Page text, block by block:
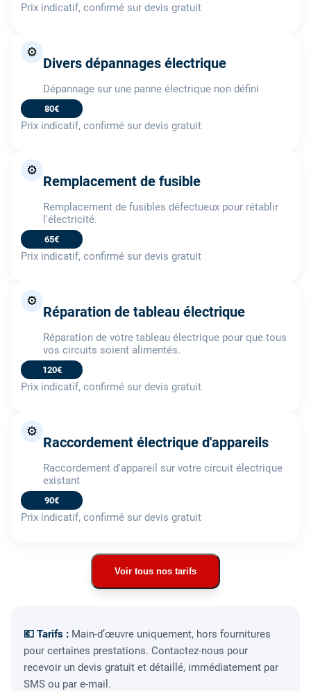
Prix indicatif, confirmé sur devis gratuit
⚙️
Divers dépannages électrique
Dépannage sur une panne électrique non défini
80€
Prix indicatif, confirmé sur devis gratuit
⚙️
Remplacement de fusible
Remplacement de fusibles défectueux pour rétablir
l'électricité.
65€
Prix indicatif, confirmé sur devis gratuit
⚙️
Réparation de tableau électrique
Réparation de votre tableau électrique pour que tous
vos circuits soient alimentés.
120€
Prix indicatif, confirmé sur devis gratuit
⚙️
Raccordement électrique d'appareils
Raccordement d'appareil sur votre circuit électrique
existant
90€
Prix indicatif, confirmé sur devis gratuit
Voir tous nos tarifs
💶 Tarifs : Main-d’œuvre uniquement, hors fournitures
pour certaines prestations. Contactez-nous pour
recevoir un devis gratuit et détaillé, immédiatement par
SMS ou par e-mail.